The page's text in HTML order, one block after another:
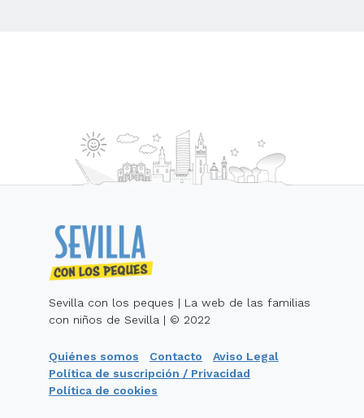
Sevilla con los peques | La web de las familias
con niños de Sevilla | © 2022
Quiénes somos Contacto
Aviso Legal
Política de suscripción / Privacidad
Política de cookies